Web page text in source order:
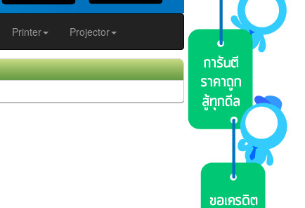
Printer Projector